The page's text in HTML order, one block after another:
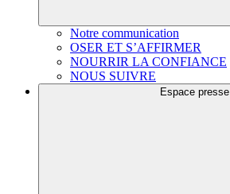
Notre communication
OSER ET S’AFFIRMER
NOURRIR LA CONFIANCE
NOUS SUIVRE
Espace presse